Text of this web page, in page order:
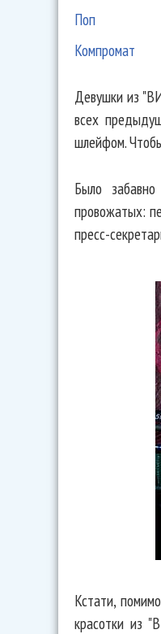
Поп
Компромат
Девушки из
всех
шлейфом.
Было
провожатых:
пресс-
Кстати,
красотки из